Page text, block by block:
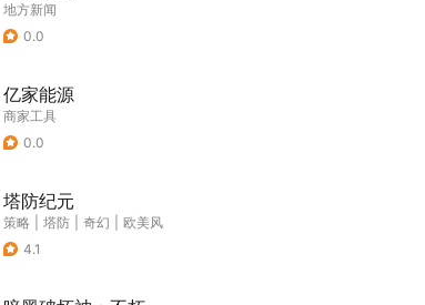
地方新闻
0.0
亿家能源
商家工具
0.0
塔防纪元
策略 塔防 奇幻
欧美风
4.1